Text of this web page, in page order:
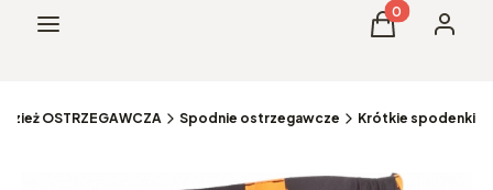
Menu Produkty w
Koszyk
OSTRZEGAWCZA Spodnie ostrzegawcze Krótkie spodenki